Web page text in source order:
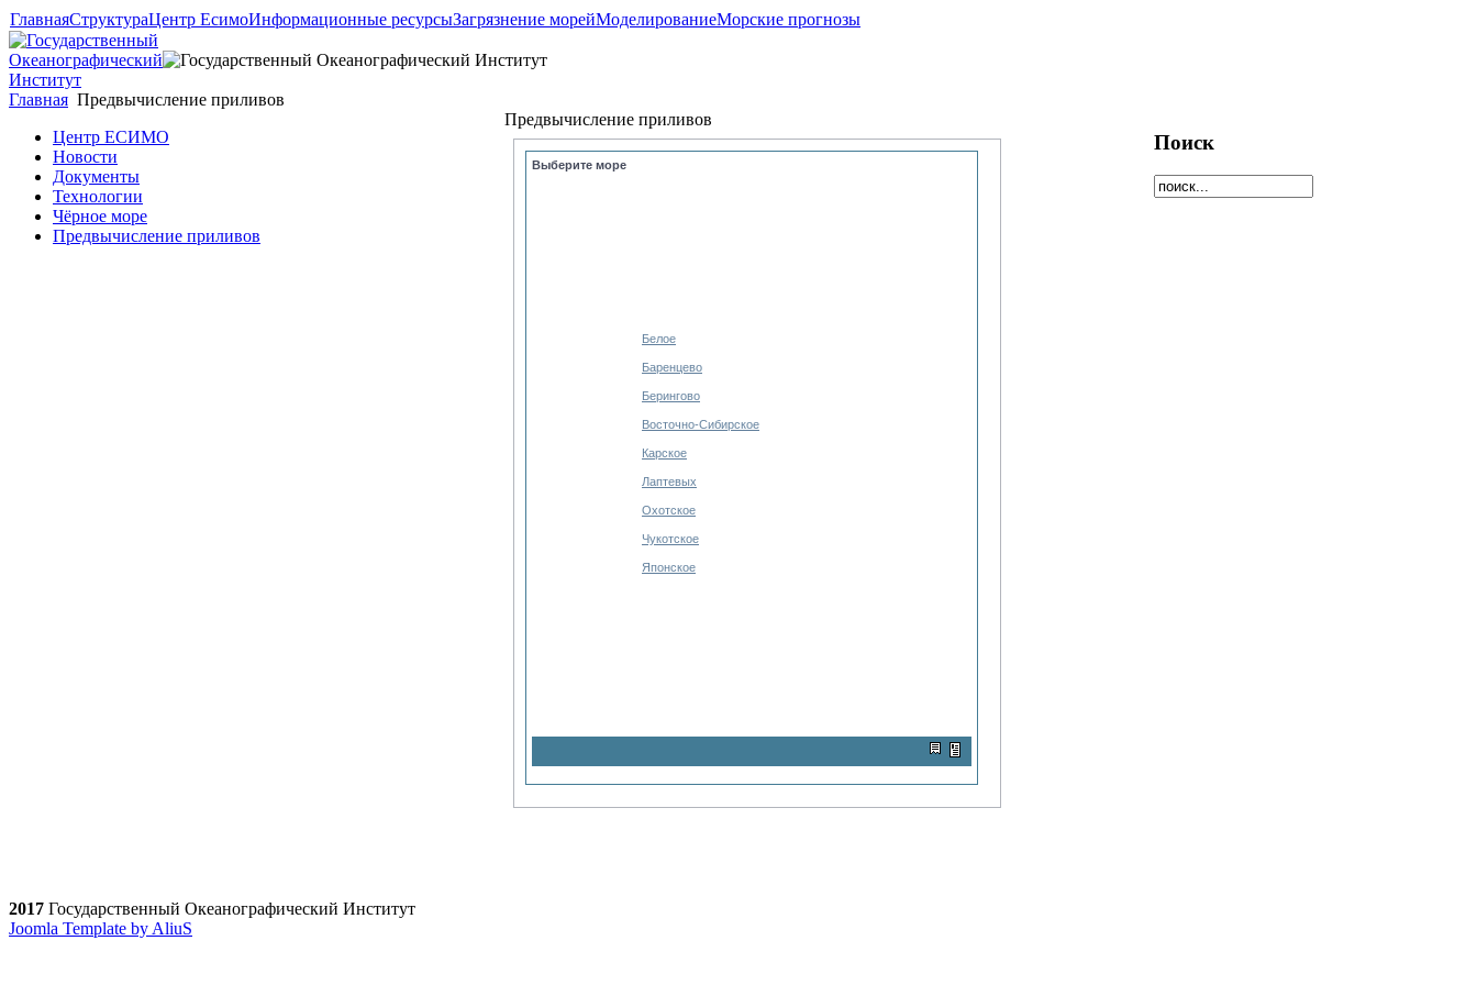
ГлавнаяСтруктураЦентр ЕсимоИнформационные ресурсыЗагрязнение морейМоделированиеМорские прогнозы
Главная Предвычисление приливов
Центр ЕСИМО
Новости
Документы
Технологии
Чёрное море
Предвычисление приливов
Предвычисление приливов
Поиск
2017 Государственный Океанографический Институт
Joomla Template by AliuS